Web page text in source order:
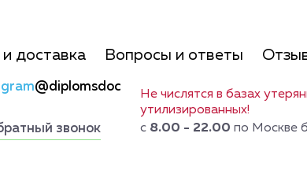
доставка Вопросы и ответы
@diplomsdoc
звонок
Не числятся в базах
утилизированных!
с 8.00 - 22.00 по Москве